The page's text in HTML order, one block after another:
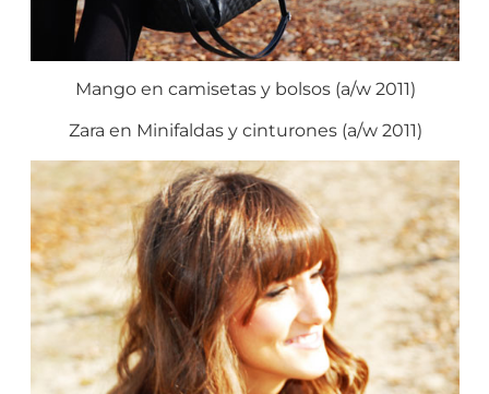
Mango en camisetas y bolsos (a/w 2011)
Zara en Minifaldas y cinturones (a/w 2011)